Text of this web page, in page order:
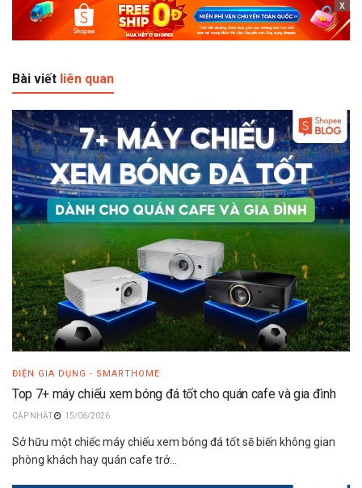
x
Bài viết liên quan
ĐIỆN GIA DỤNG - SMARTHOME
Top 7+ máy chiếu xem bóng đá tốt cho quán cafe và gia đình
15/06/2026
Sở hữu một chiếc máy chiếu xem bóng đá tốt sẽ biến không gian
phòng khách hay quán cafe trở...